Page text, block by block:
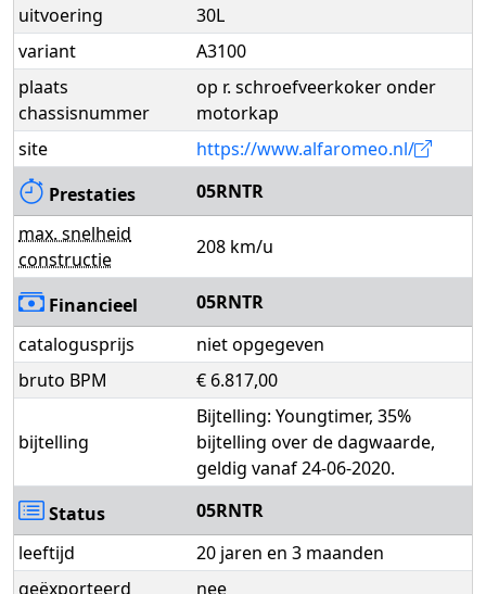
uitvoering
30L
variant
A3100
plaats
chassisnummer
op r. schroefveerkoker onder
motorkap
site
https://www.alfaromeo.nl/
Prestaties
05RNTR
max. snelheid
constructie
208 km/u
Financieel
05RNTR
catalogusprijs
niet opgegeven
bruto BPM
€ 6.817,00
bijtelling
Bijtelling: Youngtimer, 35%
bijtelling over de dagwaarde,
geldig vanaf 24-06-2020.
Status
05RNTR
leeftijd
20 jaren en 3 maanden
geëxporteerd
nee